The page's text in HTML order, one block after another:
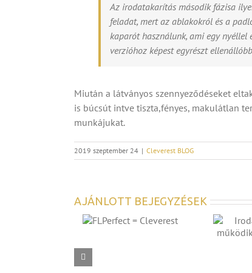
Az irodatakarítás második fázisa
feladat, mert az ablakokról és a
kaparót használunk, ami egy
verzióhoz képest egyrészt
Miután a látványos szennyeződéseket
is búcsút intve tiszta,fényes, makulátlan
munkájukat.
2019 szeptember 24 | Cleverest BLOG
AJÁNLOTT BEJEGYZÉSEK